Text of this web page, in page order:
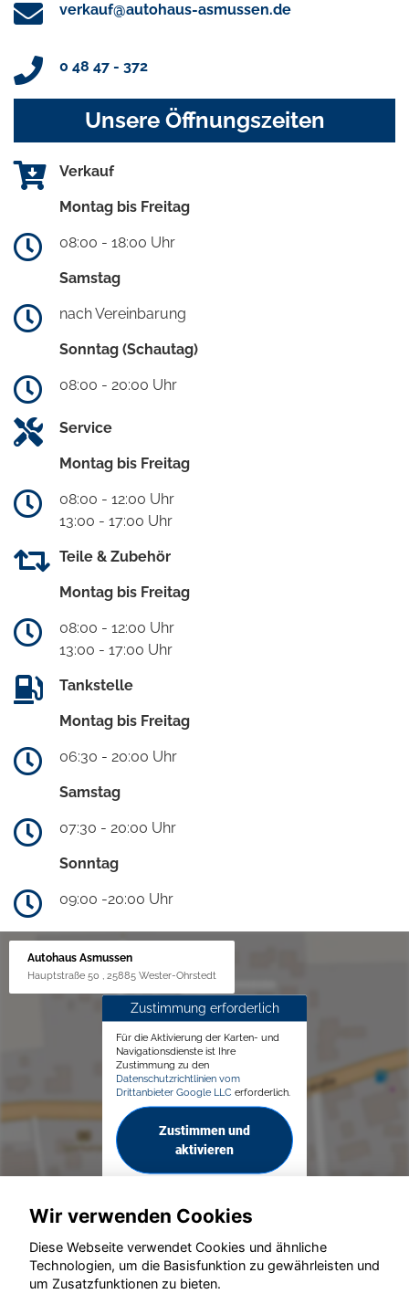
verkauf@autohaus-asmussen.de
0 48 47 - 372
Unsere Öffnungszeiten
Verkauf
Montag bis Freitag
08:00 - 18:00 Uhr
Samstag
nach Vereinbarung
Sonntag (Schautag)
08:00 - 20:00 Uhr
Service
Montag bis Freitag
08:00 - 12:00 Uhr
13:00 - 17:00 Uhr
Teile & Zubehör
Montag bis Freitag
08:00 - 12:00 Uhr
13:00 - 17:00 Uhr
Tankstelle
Montag bis Freitag
06:30 - 20:00 Uhr
Samstag
07:30 - 20:00 Uhr
Sonntag
09:00 -20:00 Uhr
Autohaus Asmussen
Hauptstraße 50 , 25885 Wester-Ohrstedt
Zustimmung erforderlich
Für die Aktivierung der Karten- und
Navigationsdienste ist Ihre
Zustimmung zu den
Datenschutzrichtlinien vom
Drittanbieter Google LLC erforderlich.
Zustimmen und
aktivieren
© konjunkturmotor.de GmbH 2020 - 2026
Wir verwenden Cookies
Diese Webseite verwendet Cookies und ähnliche
Technologien, um die Basisfunktion zu gewährleisten und
um Zusatzfunktionen zu bieten.